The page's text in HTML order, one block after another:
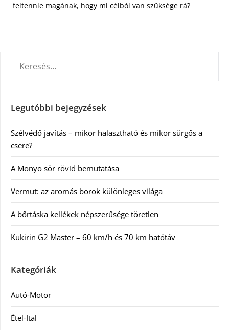
feltennie magának, hogy mi célból van szüksége rá?
Legutóbbi bejegyzések
Szélvédő javítás – mikor halasztható és mikor sürgős a
csere?
A Monyo sör rövid bemutatása
Vermut: az aromás borok különleges világa
A bőrtáska kellékek népszerűsége töretlen
Kukirin G2 Master – 60 km/h és 70 km hatótáv
Kategóriák
Autó-Motor
Étel-Ital